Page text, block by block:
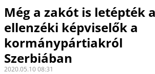
Még a zakót is letépték
ellenzéki képviselők a
kormánypártiakról
Szerbiában
2020.05.10 08:31